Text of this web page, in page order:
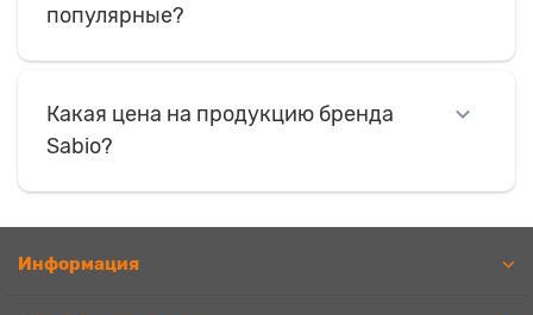
популярные?
Какая цена на продукцию бренда
Sabio?
Информация